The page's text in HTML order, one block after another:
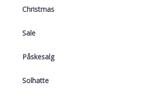
Christmas
Sale
Påskesalg
Solhatte